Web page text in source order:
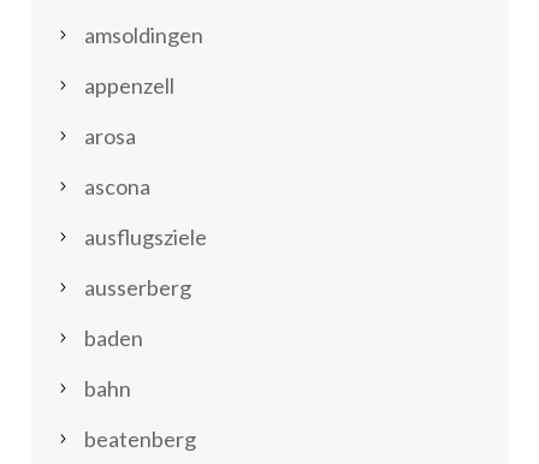
amsoldingen
appenzell
arosa
ascona
ausflugsziele
ausserberg
baden
bahn
beatenberg